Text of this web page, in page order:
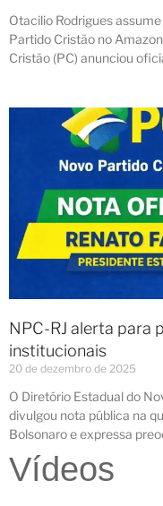
Otacilio Rodrigues
Partido Cristão no
Cristão (PC) anunciou
NPC-RJ alerta para
institucionais
20 de dezembro de 2025
O Diretório Estadual do
divulgou nota pública na
Bolsonaro e expressa
Vídeos